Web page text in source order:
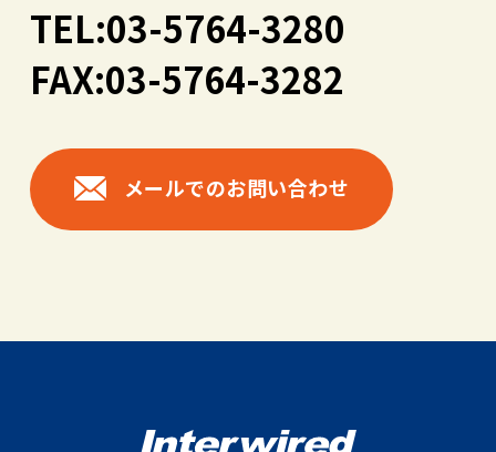
TEL:03-5764-3280
FAX:03-5764-3282
メールでのお問い合わせ